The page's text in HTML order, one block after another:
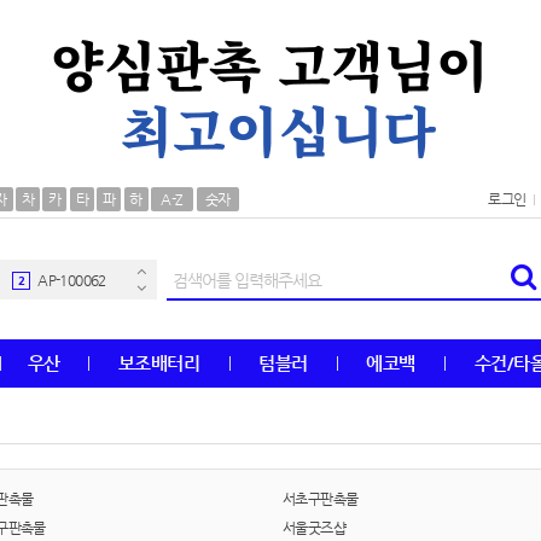
차 카 타 파 하 A-Z 숫자 로그인
2 AP-100062
4 수건
볼펜
6
우산 보조배터리 텀블러 에코백 수건/타
촉물
서초구판촉물
판촉물
서울굿즈샵